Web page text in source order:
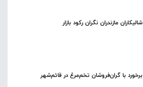
شالیکاران مازندران نگران رکود بازار
برخورد با گران‌فروشان تخم‌مرغ در قائم‌شهر